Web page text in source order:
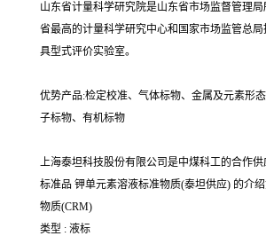
山东省计量科学研究院是山东省市场监督管理
省最高的计量科学研究中心和国家市场监管总
具型式评价实验室。
优势产品:检定校准、气体标物、金属及元素形
子标物、有机标物
上海泰坦科技股份有限公司是中煤科工的合作
标准品 钾单元素溶液标准物质(泰坦供应) 的介
物质(CRM)
类型 : 液标